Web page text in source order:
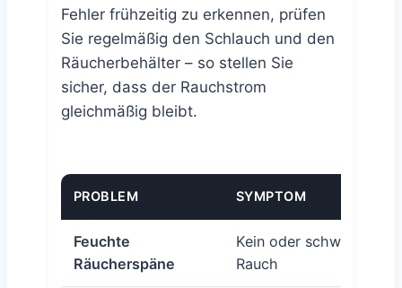
Fehler frühzeitig zu erkennen, prüfen
Sie regelmäßig den Schlauch und den
Räucherbehälter – so stellen Sie
sicher, dass der Rauchstrom
gleichmäßig bleibt.
PROBLEM SYMPTOM
Feuchte
Räucherspäne
Kein oder schwacher
Rauch